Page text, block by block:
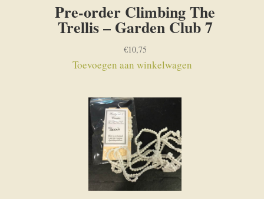
Pre-order Climbing The
Trellis – Garden Club 7
€10,75
Toevoegen aan winkelwagen